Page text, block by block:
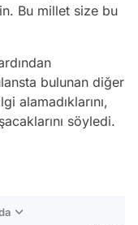
Bu millet size bu
bulunan diğer
alamadıklarını,
söyledi.